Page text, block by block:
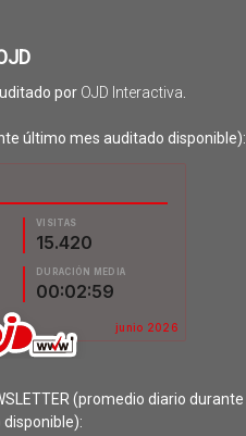
por OJD Interactiva
último mes auditado disponible):
(promedio diario durante